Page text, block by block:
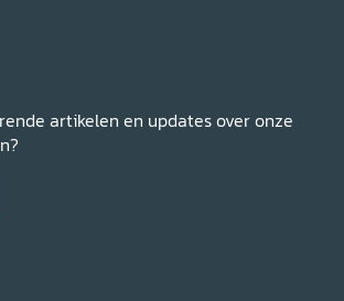
artikelen en updates over onze